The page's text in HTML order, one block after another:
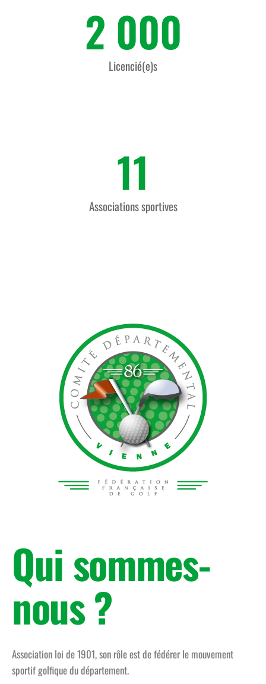
Licencié(e)s
2 000
Associations sportives
11
Qui sommes-
nous ?
Association loi de 1901, son rôle est de fédérer le mouvement
sportif golfique du département.